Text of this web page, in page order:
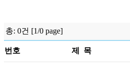
총: 0건 [1/0 page]
번호 제 목